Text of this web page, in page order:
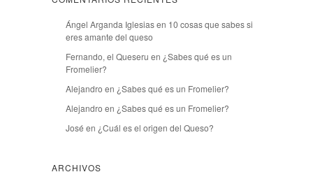
Ángel Arganda Iglesiasen 10 cosas que sabes si
eres amante del queso
Fernando, el Queseru en ¿Sabes qué es un
Fromelier?
Alejandro en ¿Sabes qué es un Fromelier?
Alejandro en ¿Sabes qué es un Fromelier?
José en ¿Cuál es el origen del Queso?
ARCHIVOS